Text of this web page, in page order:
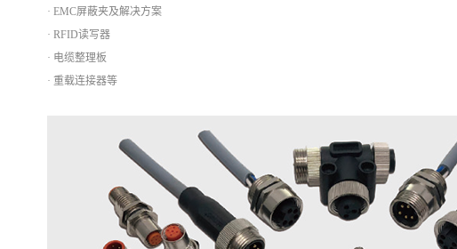
· EMC屏蔽夹及解决方案
· RFID读写器
· 电缆整理板
· 重载连接器等